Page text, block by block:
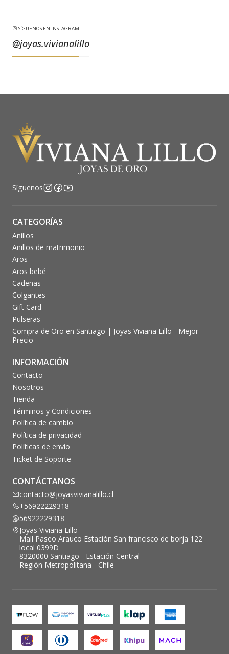
SÍGUENOS EN INSTAGRAM
@joyas.vivianalillo
Síguenos
CATEGORÍAS
Anillos
Anillos de matrimonio
Aros
Aros bebé
Cadenas
Colgantes
Gift Card
Pulseras
Compra de Oro en Santiago | Joyas Viviana Lillo - Mejor
Precio
INFORMACIÓN
Contacto
Nosotros
Tienda
Términos y Condiciones
Política de cambio
Política de privacidad
Políticas de envío
Ticket de Soporte
CONTÁCTANOS
contacto@joyasvivianalillo.cl
+56922229318
56922229318
Joyas Viviana Lillo
Mall Paseo Arauco Estación San francisco de borja 122
local 0399D
8320000 Santiago - Estación Central
Región Metropolitana - Chile